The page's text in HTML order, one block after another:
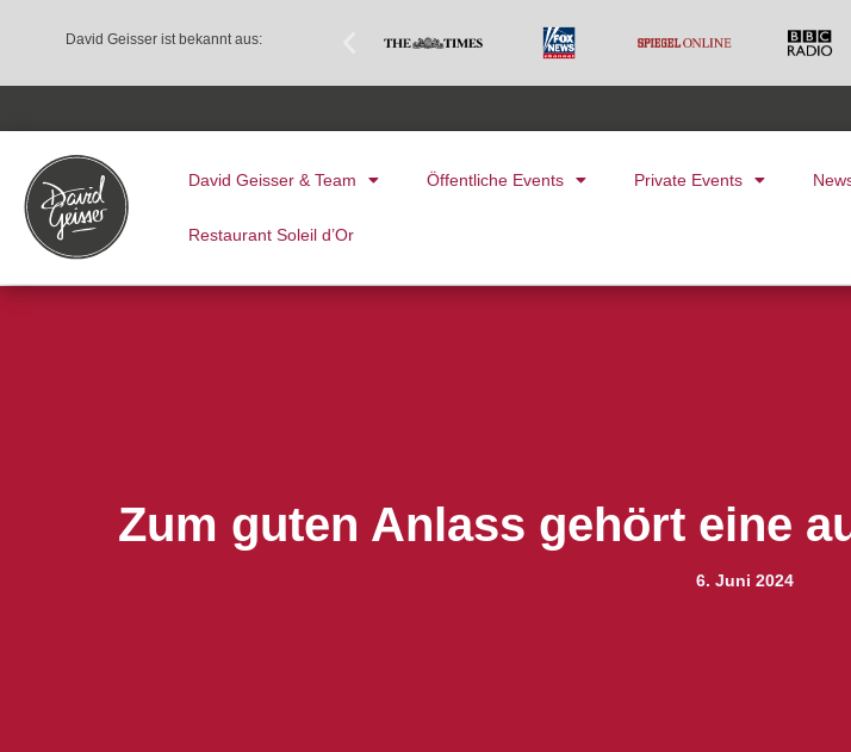
David Geisser ist bekannt aus:
David Geisser & Team Öffentliche Events Private Events
Restaurant Soleil d’Or
Zum guten Anlass gehört eine
6. Juni 2024